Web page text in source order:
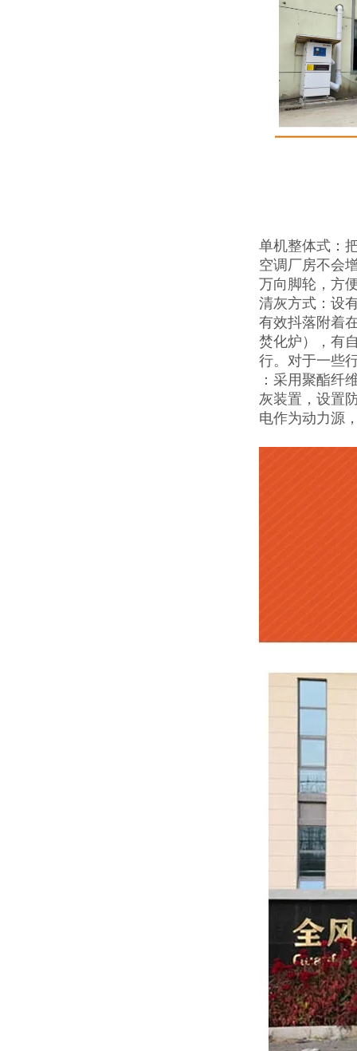
单机整体式：
空调厂房不会
万向脚轮，方
清灰方式：设
有效抖落附着
焚化炉），有
行。对于一些
：采用聚酯纤
灰装置，设置
电作为动力源